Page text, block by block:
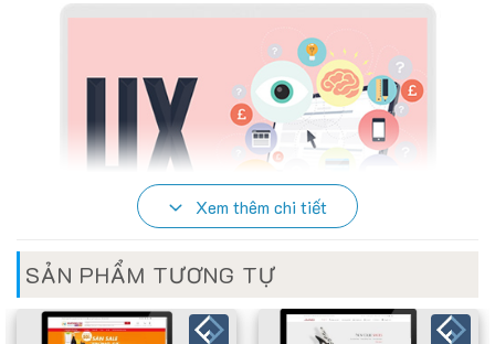
HỖ TRỢ TẤT CẢ CÁC THIẾT BỊ DI ĐỘNG
Xem thêm chi tiết
SẢN PHẨM TƯƠNG TỰ